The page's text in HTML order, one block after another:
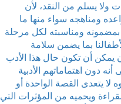
ولا يسلم من النقد، لأن
ومناهجه سواء منها ما
بمضمونه ومناسبته لكل مرحلة
بما يضمن سلامة
يمكن أن تكون حال هذا الأدب
دون اهتماماتهم الأدبية
يتعدى القصة الواحدة أو
ويحميه من المؤثرات التي